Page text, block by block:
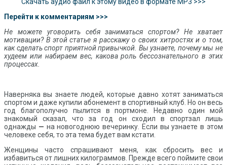
Перейти к комментариям >>>
Не можете уговорить себя заниматься спортом? Не хватает
мотивации? В этой статье я расскажу о своих хитростях и о том,
как сделать спорт приятной привычкой. Вы узнаете, почему мы не
худеем или набираем вес, какова роль бессознательного в этих
процессах.
Наверняка вы знаете людей, которые давно хотят заниматься
спортом и даже купили абонемент в спортивный клуб. Но он весь
год благополучно пылится в портмоне. Недавно один мой
знакомый сказал, что за год он сходил в спортзал лишь
однажды — на новогоднюю вечеринку. Если вы узнаете в этом
человеке себя, то эта тема будет вам кстати.
Женщины часто спрашивают меня, как сбросить вес и
избавиться от лишних килограммов. Прежде всего поймите свои